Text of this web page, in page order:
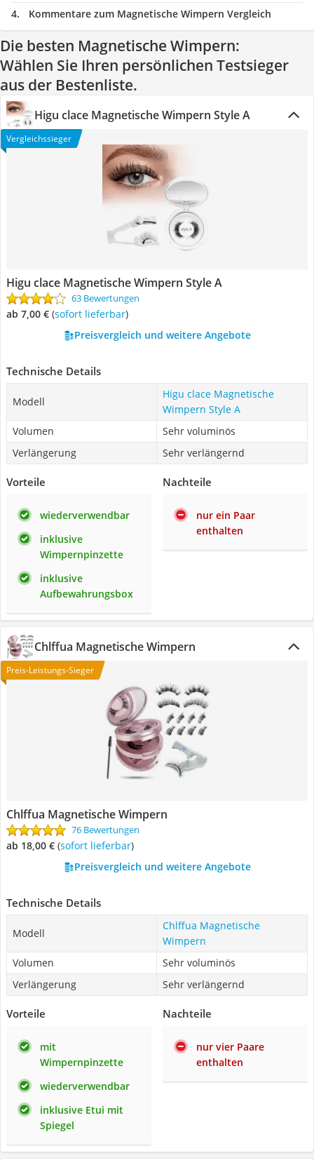
Kommentare zum Magnetische Wimpern Vergleich
Die besten Magnetische Wimpern:
Wählen Sie Ihren persönlichen Testsieger
aus der Bestenliste.
Higu clace Magnetische Wimpern Style A
Vergleichssieger
Higu clace Magnetische Wimpern Style A
63 Bewertungen
ab 7,00 € ( Sofort lieferbar)
Preisvergleich und weitere Angebote
Technische Details
Modell
Higu clace Magnetische
Wimpern Style A
Volumen
Sehr voluminös
Verlängerung
Sehr verlängernd
Vorteile
wiederverwendbar
inklusive
Wimpernpinzette
inklusive
Aufbewahrungsbox
Nachteile
nur ein Paar
enthalten
Chlffua Magnetische Wimpern
Preis-Leistungs-Sieger
Chlffua Magnetische Wimpern
76 Bewertungen
ab 18,00 € ( Sofort lieferbar)
Preisvergleich und weitere Angebote
Technische Details
Modell
Chlffua Magnetische
Wimpern
Volumen
Sehr voluminös
Verlängerung
Sehr verlängernd
Vorteile
mit
Wimpernpinzette
wiederverwendbar
inklusive Etui mit
Spiegel
Nachteile
nur vier Paare
enthalten